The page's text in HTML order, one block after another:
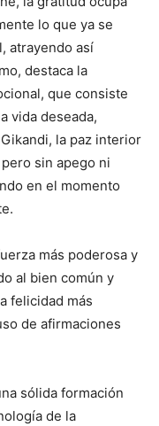
lo que ya se
atrayendo así
destaca la
que consiste
vida deseada,
la paz interior
sin apego ni
en el momento
más poderosa y
al bien común y
felicidad más
de afirmaciones
sólida formación
de la